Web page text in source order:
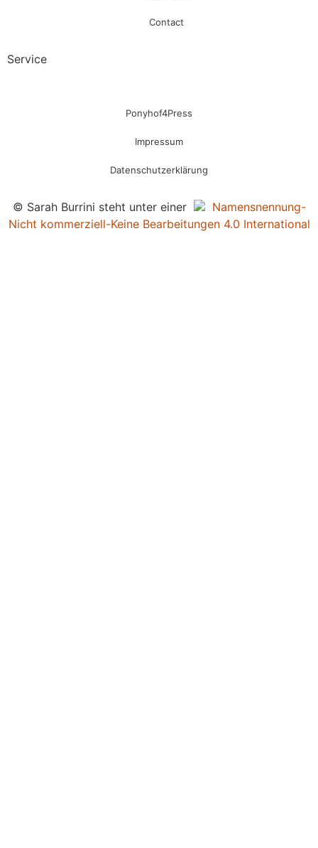
Contact
Service
Ponyhof4Press
Impressum
Datenschutzerklärung
© Sarah Burrini steht unter einer
Namensnennung-
Nicht kommerziell-Keine Bearbeitungen 4.0 International